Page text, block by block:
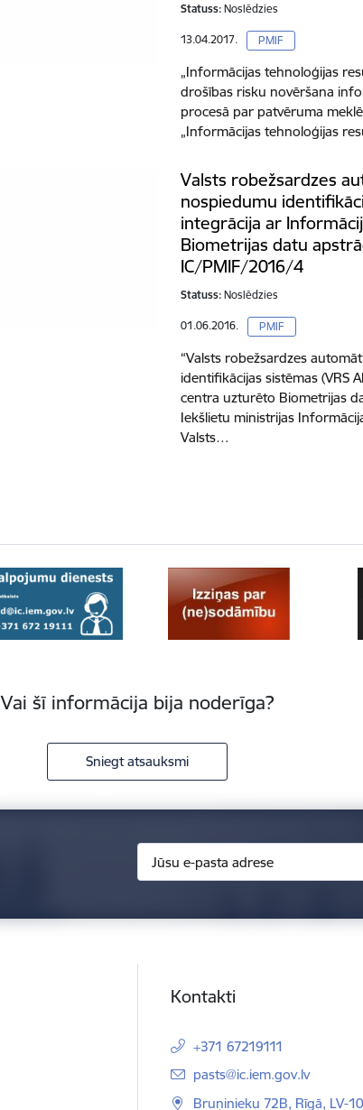
Statuss: Noslēdzies
13.04.2017. PMIF
„Informācijas tehnoloģijas
drošības risku novēršana
procesā par patvēruma
„Informācijas tehnoloģijas
Valsts robežsardzes
nospiedumu
integrācija ar
Biometrijas datu
IC/PMIF/2016/4
Statuss: Noslēdzies
01.06.2016. PMIF
“Valsts robežsardzes
identifikācijas sistēmas (VRS
centra uzturēto Biometrijas
Iekšlietu ministrijas
Valsts…
Vai šī informācija bija noderīga?
Sniegt atsauksmi
Kontakti
+371 67219111
E-pasts:
pasts@ic.iem.gov.lv
Bruņinieku 72B, Rīgā, LV-